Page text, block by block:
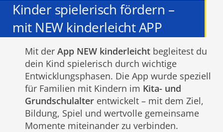
Kinder spielerisch fördern –
mit NEW kinderleicht APP
Mit der App NEW kinderleicht begleitest du
dein Kind spielerisch durch wichtige
Entwicklungsphasen. Die App wurde speziell
für Familien mit Kindern im Kita- und
Grundschulalter entwickelt – mit dem Ziel,
Bildung, Spiel und wertvolle gemeinsame
Momente miteinander zu verbinden.